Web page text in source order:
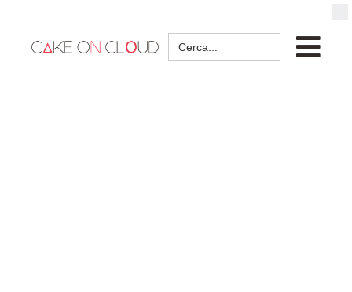
Search
for: